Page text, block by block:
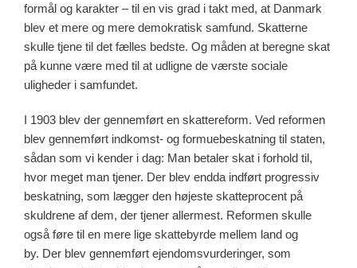
formål og karakter – til en vis grad i takt med, at Danmark
blev et mere og mere demokratisk samfund. Skatterne
skulle tjene til det fælles bedste. Og måden at beregne skat
på kunne være med til at udligne de værste sociale
uligheder i samfundet.
I 1903 blev der gennemført en skattereform. Ved reformen
blev gennemført indkomst- og formuebeskatning til staten,
sådan som vi kender i dag: Man betaler skat i forhold til,
hvor meget man tjener. Der blev endda indført progressiv
beskatning, som lægger den højeste skatteprocent på
skuldrene af dem, der tjener allermest. Reformen skulle
også føre til en mere lige skattebyrde mellem land og
by. Der blev gennemført ejendomsvurderinger, som